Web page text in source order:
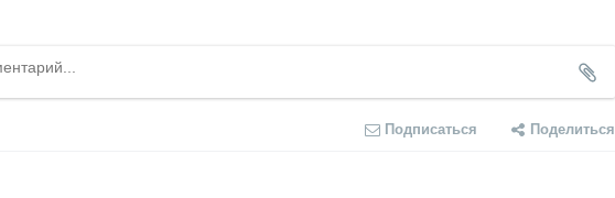
Подписаться Поделиться